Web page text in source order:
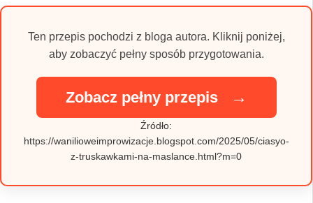
Ten przepis pochodzi z bloga autora. Kliknij poniżej,
aby zobaczyć pełny sposób przygotowania.
Zobacz pełny przepis →
Źródło:
https://wanilioweimprowizacje.blogspot.com/2025/05/ciasyo-
z-truskawkami-na-maslance.html?m=0